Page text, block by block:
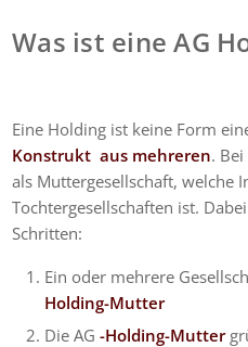
Was ist eine AG
Eine Holding ist keine Form
Konstrukt aus mehreren.
als Muttergesellschaft, welche
Tochtergesellschaften ist.
Schritten:
Ein oder mehrere
Holding-Mutter
Die AG-Holding-Mutter